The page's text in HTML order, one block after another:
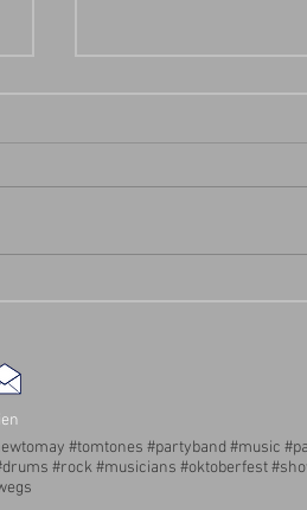
#tomtones #partyband #music
#rock #musicians #oktoberfest